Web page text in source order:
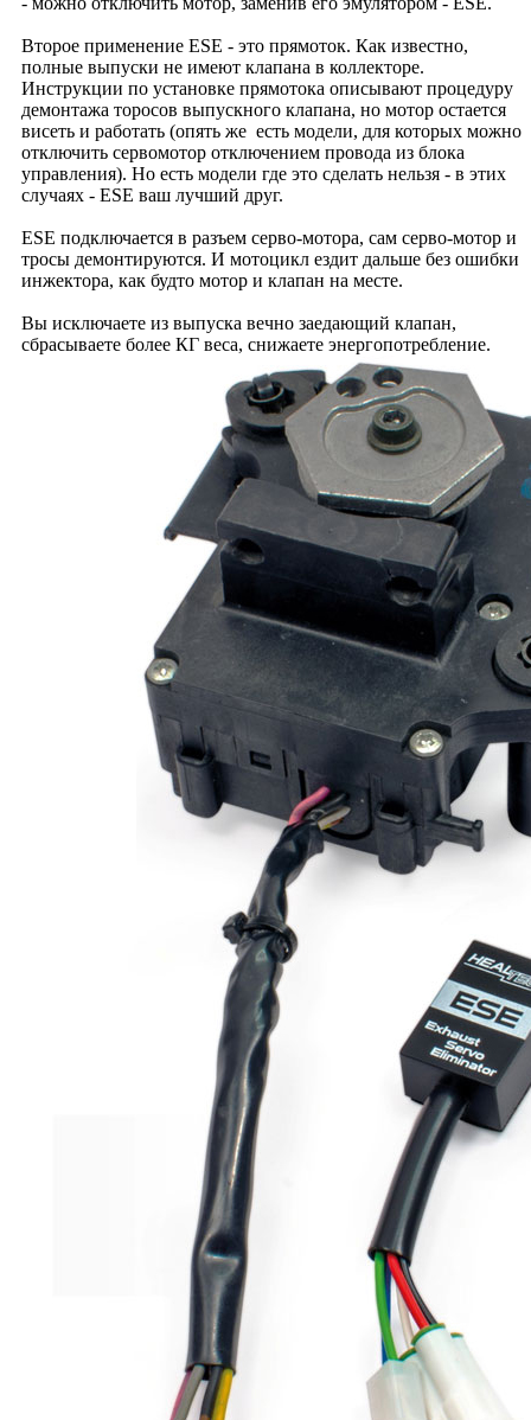
Второе применение ESE - это прямоток. Как известно,
полные выпуски не имеют клапана в коллекторе.
Инструкции по установке прямотока описывают процедуру
демонтажа торосов выпускного клапана, но мотор остается
висеть и работать (опять же есть модели, для которых можно
отключить сервомотор отключением провода из блока
управления). Но есть модели где это сделать нельзя - в этих
случаях - ESE ваш лучший друг.
ESE подключается в разъем серво-мотора, сам серво-мотор и
тросы демонтируются. И мотоцикл ездит дальше без ошибки
инжектора, как будто мотор и клапан на месте.
Вы исключаете из выпуска вечно заедающий клапан,
сбрасываете более КГ веса, снижаете энергопотребление.